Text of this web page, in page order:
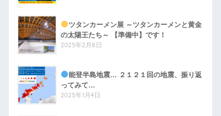
ツタンカーメン展 ～ツタンカーメンと黄金
の太陽王たち～ 【準備中】です！
2025年2月8日
能登半島地震… ２１２１回の地震、振り返
ってみて…
2025年1月4日